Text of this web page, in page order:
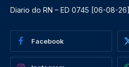
Diario do RN – ED 0745 [06-08-26]
Facebook